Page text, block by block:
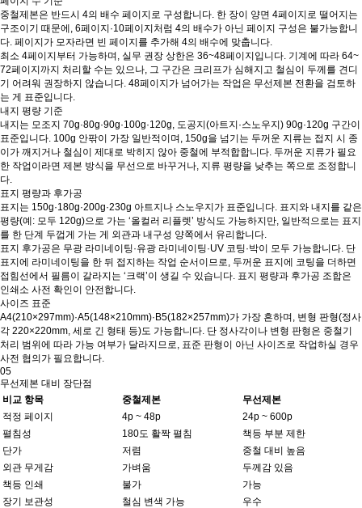
중철제본은 반드시 4의 배수 페이지로 구성합니다. 한 장이 양면 4페이지로 떨어지는
구조이기 때문에, 6페이지·10페이지처럼 4의 배수가 아닌 페이지 구성은 불가능합니
다. 페이지가 모자라면 빈 페이지를 추가해 4의 배수에 맞춥니다.
최소 4페이지부터 가능하며, 실무 권장 상한은 36~48페이지입니다. 기계에 따라 64~
72페이지까지 처리할 수는 있으나, 그 구간은 크리프가 심해지고 철심이 두께를 견디
기 어려워 권장하지 않습니다. 48페이지가 넘어가는 작업은 무선제본 전환을 검토하
는 게 표준입니다.
내지 평량 기준
내지는 모조지 70g·80g·90g·100g·120g, 도공지(아트지·스노우지) 90g·120g 구간이
표준입니다. 100g 안팎이 가장 일반적이며, 150g을 넘기는 두꺼운 지류는 접지 시 종
이가 깨지거나 철심이 제대로 박히지 않아 중철에 부적합합니다. 두꺼운 지류가 필요
한 작업이라면 제본 방식을 무선으로 바꾸거나, 지류 평량을 낮추는 쪽으로 조정합니
다.
표지 평량과 후가공
표지는 150g·180g·200g·230g 아트지나 스노우지가 표준입니다. 표지와 내지를 같은
평량(예: 모두 120g)으로 가는 ‘올컬러 리플렛’ 방식도 가능하지만, 일반적으로는 표지
를 한 단계 두껍게 가는 게 외관과 내구성 양쪽에서 유리합니다.
표지 후가공은 무광 라미네이팅·유광 라미네이팅·UV 코팅·박이 모두 가능합니다. 단
표지에 라미네이팅을 한 뒤 접지하는 작업 순서이므로, 두꺼운 표지에 코팅을 더하면
접힘선에서 필름이 갈라지는 ‘크랙’이 생길 수 있습니다. 표지 평량과 후가공 조합은
인쇄소 사전 확인이 안전합니다.
사이즈 표준
A4(210×297mm)·A5(148×210mm)·B5(182×257mm)가 가장 흔하며, 변형 판형(정사
각 220×220mm, 세로 긴 형태 등)도 가능합니다. 단 정사각이나 변형 판형은 중철기
처리 범위에 따라 가능 여부가 달라지므로, 표준 판형이 아닌 사이즈로 작업하실 경우
사전 협의가 필요합니다.
05
무선제본 대비 장단점
비교 항목
중철제본
무선제본
적정 페이지
4p ~ 48p
24p ~ 600p
펼침성
180도 활짝 펼침
책등 부분 제한
단가
저렴
중철 대비 높음
외관 무게감
가벼움
두께감 있음
책등 인쇄
불가
가능
장기 보관성
철심 변색 가능
우수